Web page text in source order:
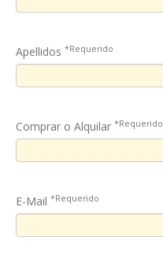
Apellidos *Requerido
Comprar o Alquilar *Requerido
E-Mail *Requerido